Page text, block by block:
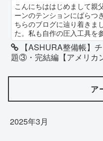
こんにちははじめまして親
ーンのテンションにばらつ
ちらのブログに辿り着きま
た。私も自作の圧入工具を
【ASHURA整備帳】
題③・完結編【アメリカ
ア
2025年3月